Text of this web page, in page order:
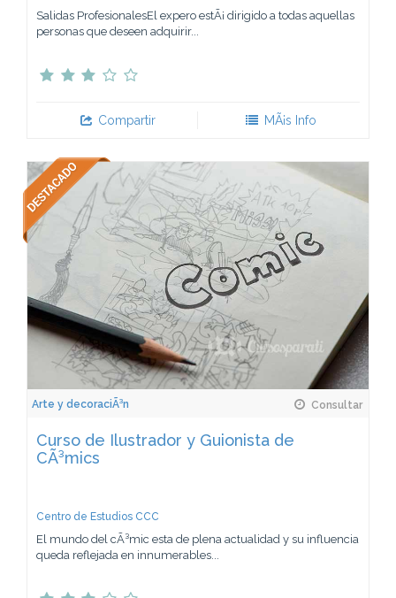
Salidas ProfesionalesEl expero estÃ¡ dirigido a todas aquellas
personas que deseen adquirir...
Compartir MÃ¡s Info
Arte y decoraciÃ³n Consultar
Curso de Ilustrador y Guionista de
CÃ³mics
Centro de Estudios CCC
El mundo del cÃ³mic esta de plena actualidad y su influencia
queda reflejada en innumerables...